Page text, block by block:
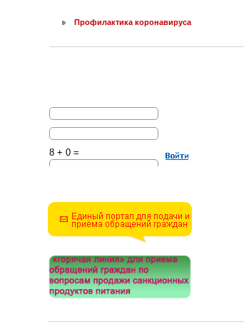
Профилактика коронавируса
8 + 0 =